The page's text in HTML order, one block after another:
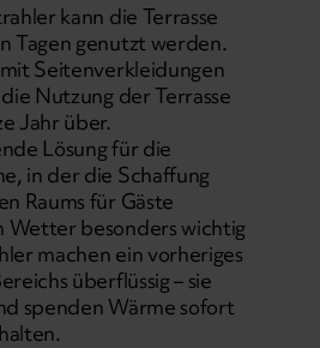
kann die Terrasse
Tagen genutzt werden.
Seitenverkleidungen
Nutzung der Terrasse
Jahr über.
Lösung für die
in der die Schaffung
Raums für Gäste
Wetter besonders wichtig
machen ein vorheriges
überflüssig – sie
spenden Wärme sofort